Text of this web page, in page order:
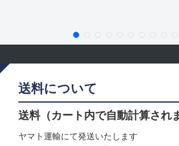
送料について
送料（カート内で自動計算され
ヤマト運輸にて発送いたします